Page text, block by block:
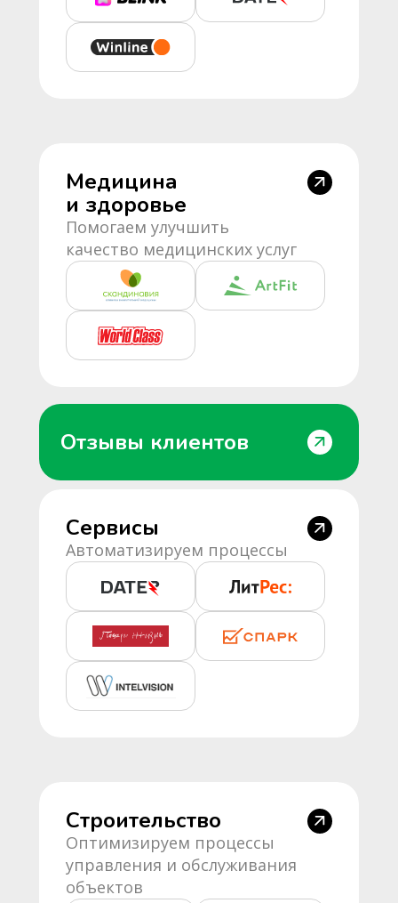
Строительство
Оптимизируем процессы
управления и обслуживания
объектов
Сервисы
Автоматизируем процессы
Медицина
и здоровье
Помогаем улучшить
качество медицинских услуг
Отзывы клиентов